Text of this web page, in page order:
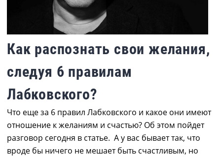
Как распознать свои желания,
следуя 6 правилам
Лабковского?
Что еще за 6 правил Лабковского и какое они имеют
отношение к желаниям и счастью? Об этом пойдет
разговор сегодня в статье. А у вас бывает так, что
вроде бы ничего не мешает быть счастливым, но